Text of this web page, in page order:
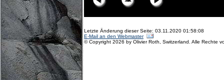
Letzte Änderung dieser Seite: 03.11.2020 01:58:08
E-Mail an den Webmaster
© Copyright 2026 by Olivier Roth, Switzerland. Alle Rechte